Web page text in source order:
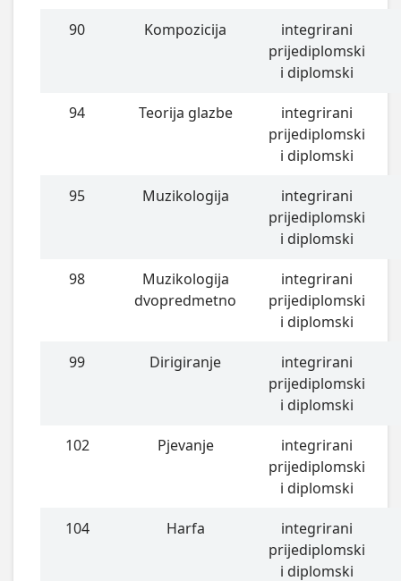
90 Kompozicija
integrirani
prijediplomski
i diplomski
94 Teorija glazbe
integrirani
prijediplomski
i diplomski
95 Muzikologija
integrirani
prijediplomski
i diplomski
98
Muzikologija
dvopredmetno
integrirani
prijediplomski
i diplomski
99 Dirigiranje
integrirani
prijediplomski
i diplomski
102 Pjevanje
integrirani
prijediplomski
i diplomski
104 Harfa
integrirani
prijediplomski
i diplomski